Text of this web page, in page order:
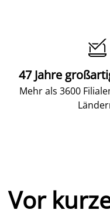

47 Jahre
Mehr als 3600
Vor